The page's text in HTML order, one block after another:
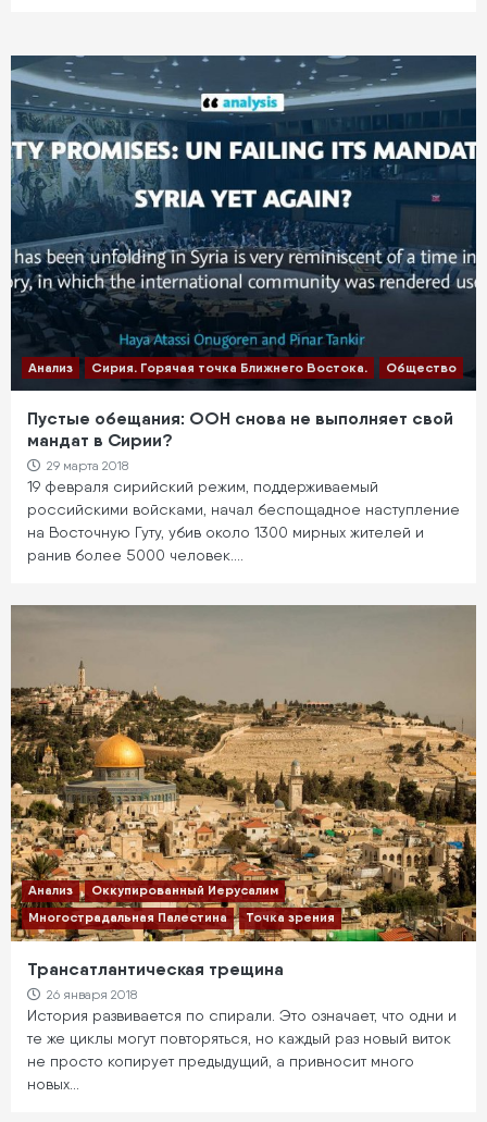
Анализ Сирия. Горячая точка Ближнего Востока. Общество
Пустые обещания: ООН снова не выполняет свой
мандат в Сирии?
29 марта 2018
19 февраля сирийский режим, поддерживаемый
российскими войсками, начал беспощадное наступление
на Восточную Гуту, убив около 1300 мирных жителей и
ранив более 5000 человек.…
Анализ
Оккупированный Иерусалим
Многострадальная Палестина
Точка зрения
Трансатлантическая трещина
26 января 2018
История развивается по спирали. Это означает, что одни и
те же циклы могут повторяться, но каждый раз новый виток
не просто копирует предыдущий, а привносит много
новых…